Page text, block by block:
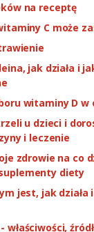
na receptę
C może
jak działa i
witaminy D w
u dzieci i
i leczenie
zdrowie na co
diety
jest, jak działa
właściwości,